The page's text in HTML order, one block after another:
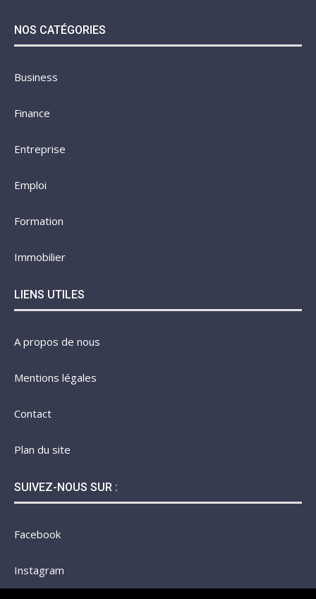
NOS CATÉGORIES
Business
Finance
Entreprise
Emploi
Formation
Immobilier
LIENS UTILES
A propos de nous
Mentions légales
Contact
Plan du site
SUIVEZ-NOUS SUR :
Facebook
Instagram